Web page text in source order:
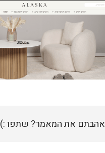
אהבתם את המאמר? שתפו :)